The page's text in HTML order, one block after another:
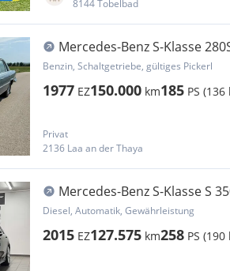
8144 Tobelbad
Mercedes-Benz S-Klasse
Benzin, Schaltgetriebe, gültiges Pickerl
1977 EZ150.000 km185 PS (136
Privat
2136 Laa an der Thaya
Mercedes-Benz S-Klasse S
Aut. AMG-LINE/ CHAFFEUR-
Diesel, Automatik, Gewährleistung
2015 EZ127.575 km258 PS (190